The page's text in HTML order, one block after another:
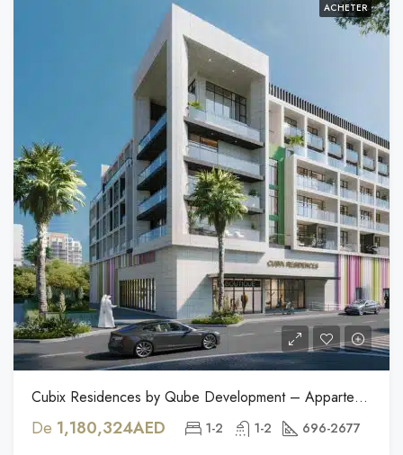
ACHETER
Cubix Residences by Qube Development – Appartements de luxe à Jumeirah Village Circle, Dubaï
De 1,180,324AED 1-2 1-2 696-2677